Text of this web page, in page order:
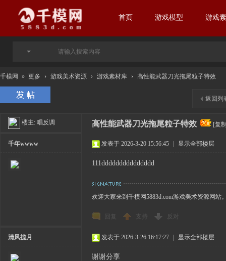
首页 游戏模型 游戏
千模网 » 更多 › 游戏美术资源 › 游戏素材库 › 高性能武器刀光拖尾粒子特效
返回列
楼主: 唱反调 高性能武器刀光拖尾粒子特效 [复
千年wwww 发表于 2026-3-20 15:56:45 显示全部楼层
111ddddddddddddddd
欢迎大家来到千模网5883d.com游戏美术资源网站
回复 支持 反对
清风揽月 发表于 2026-3-26 16:17:27 显示全部楼层
谢谢分享